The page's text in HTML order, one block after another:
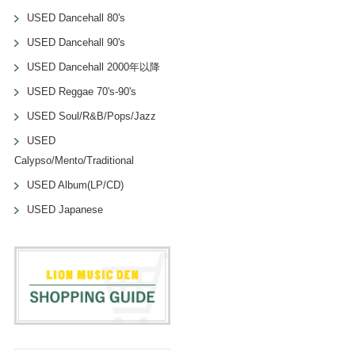
USED Dancehall 80's
USED Dancehall 90's
USED Dancehall 2000年以降
USED Reggae 70's-90's
USED Soul/R&B/Pops/Jazz
USED
Calypso/Mento/Traditional
USED Album(LP/CD)
USED Japanese